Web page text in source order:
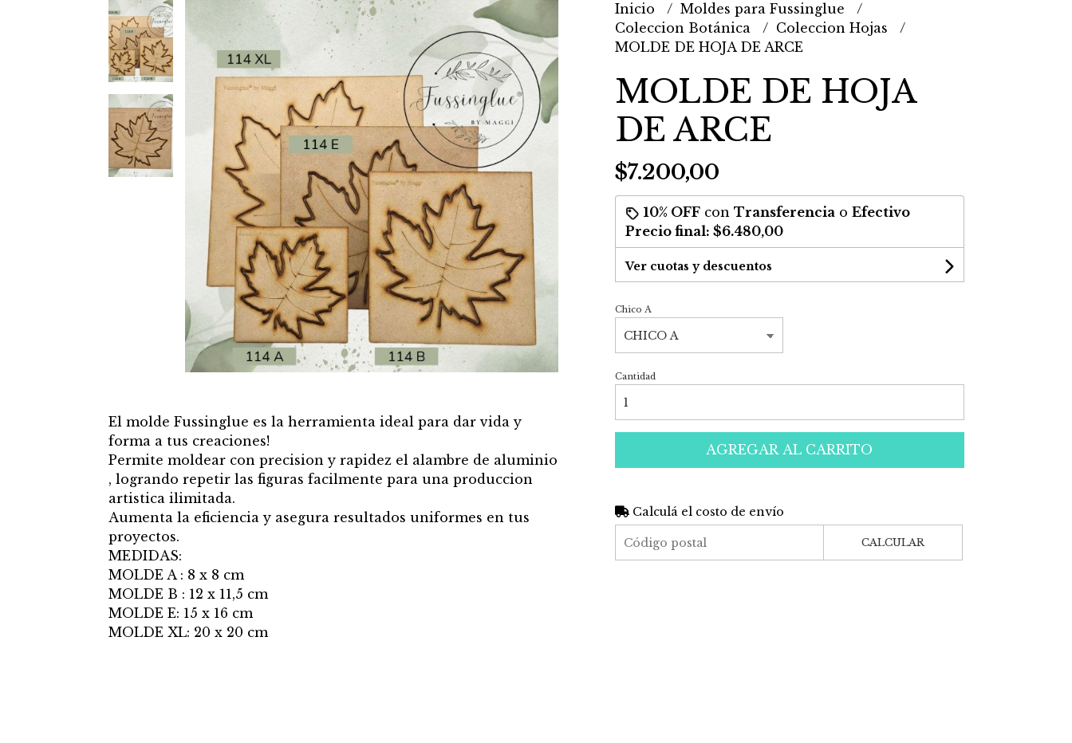
El molde Fussinglue es la herramienta ideal para dar vida y
forma a tus creaciones!
Permite moldear con precision y rapidez el alambre de aluminio
, logrando repetir las figuras facilmente para una produccion
artistica ilimitada.
Aumenta la eficiencia y asegura resultados uniformes en tus
proyectos.
MEDIDAS:
MOLDE A : 8 x 8 cm
MOLDE B : 12 x 11,5 cm
MOLDE E: 15 x 16 cm
MOLDE XL: 20 x 20 cm
Inicio
Moldes para Fussinglue
Coleccion Botánica
Coleccion Hojas
MOLDE DE HOJA DE ARCE
MOLDE DE HOJA
DE ARCE
$7.200,00
10% OFFcon Transferenciao Efectivo
Precio final: $6.480,00
Ver cuotas y descuentos
Chico A
Cantidad
AGREGAR AL CARRITO
Calculá el costo de envío
CALCULAR